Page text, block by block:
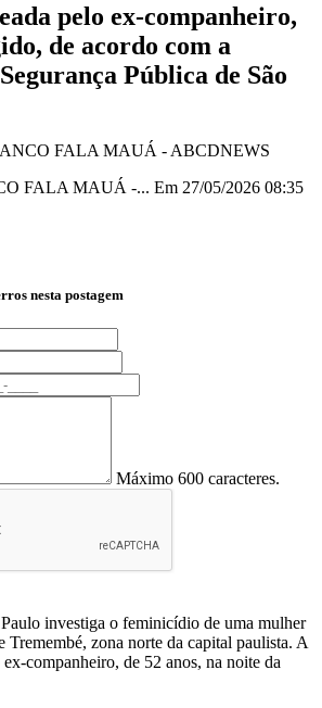
pelo ex-companheiro,
de acordo com a
Pública de São
FALA MAUÁ -... Em 27/05/2026 08:35
nesta postagem
Máximo 600 caracteres.
investiga o feminicídio de uma mulher
Tremembé, zona norte da capital paulista. A
companheiro, de 52 anos, na noite da